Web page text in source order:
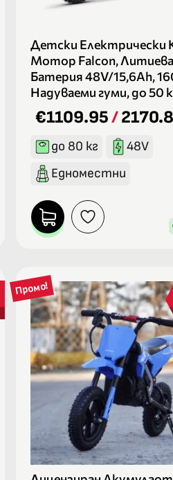
Детски Електрически
Мотор Falcon, Литиева
Батерия 48V/15,6Ah,
Надуваеми гуми, до 50
€1109.95/
до 80 кг
48V
Едноместни
Промо!